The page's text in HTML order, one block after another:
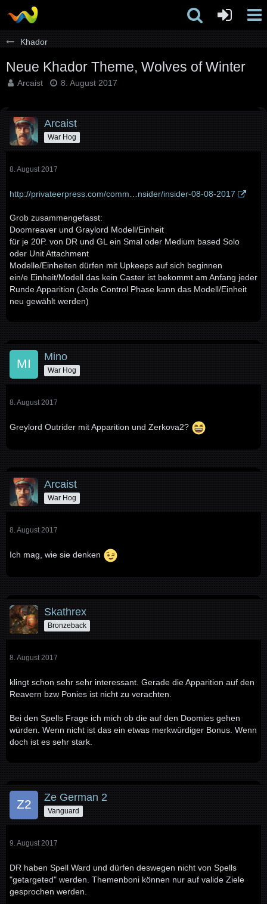
Khador
Neue Khador Theme, Wolves of Winter
Arcaist 8. August 2017
Arcaist
War Hog
8. August 2017
http://privateerpress.com/comm…nsider/insider-08-08-2017
Grob zusammengefasst:
Doomreaver und Graylord Modell/Einheit
für je 20P. von DR und GL ein Smal oder Medium based Solo
oder Unit Attachment
Modelle/Einheiten dürfen mit Upkeeps auf sich beginnen
ein/e Einheit/Modell das kein Caster ist bekommt am Anfang jeder
Runde Apparition (Jede Control Phase kann das Modell/Einheit
neu gewählt werden)
Mino
War Hog
8. August 2017
Greylord Outrider mit Apparition und Zerkova2?
Arcaist
War Hog
8. August 2017
Ich mag, wie sie denken
Skathrex
Bronzeback
8. August 2017
klingt schon sehr sehr interessant. Gerade die Apparition auf den
Reavern bzw Ponies ist nicht zu verachten.
Bei den Spells Frage ich mich ob die auf den Doomies gehen
würden. Wenn nicht ist das ein etwas merkwürdiger Bonus. Wenn
doch ist es sehr stark.
Ze German 2
Vanguard
9. August 2017
DR haben Spell Ward und dürfen deswegen nicht von Spells
"getargeted" werden. Themenboni können nur auf valide Ziele
gesprochen werden.